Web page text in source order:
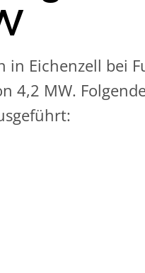
in Eichenzell bei
4,2 MW.